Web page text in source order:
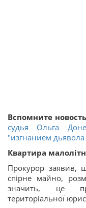
Вспомните
судья Ольга
"изгнанием
Квартира
Прокурор заявив,
спірне майно,
значить, це
територіальної